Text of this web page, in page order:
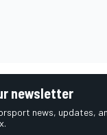
newsletter
news, updates,